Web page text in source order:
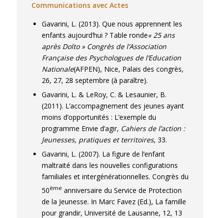
Communications avec Actes
Gavarini, L. (2013). Que nous apprennent les
enfants aujourd’hui ? Table ronde« 25 ans
après Dolto » Congrès de l’Association
Française des Psychologues de l’Education
Nationale(AFPEN), Nice, Palais des congrès,
26, 27, 28 septembre (à paraître).
Gavarini, L. & LeRoy, C. & Lesaunier, B.
(2011). L’accompagnement des jeunes ayant
moins d’opportunités : L’exemple du
programme Envie d’agir, Cahiers de l’action :
Jeunesses, pratiques et territoires, 33.
Gavarini, L. (2007). La figure de l’enfant
maltraité dans les nouvelles configurations
familiales et intergénérationnelles. Congrès du
50èmeanniversaire du Service de Protection
de la Jeunesse. In Marc Favez (Ed.), La famille
pour grandir, Université de Lausanne, 12, 13